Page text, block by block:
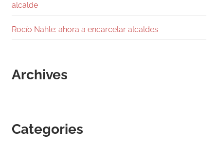
alcalde
Rocío Nahle: ahora a encarcelar alcaldes
Archives
Categories